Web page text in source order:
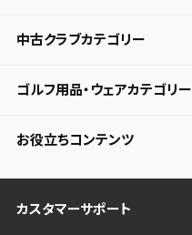
中古クラブカテゴリー
ゴルフ用品・ウェアカテゴリー
お役立ちコンテンツ
カスタマーサポート